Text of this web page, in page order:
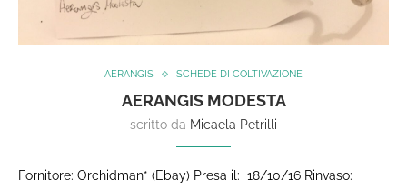
AERANGIS SCHEDE DI COLTIVAZIONE
AERANGIS MODESTA
scritto da Micaela Petrilli
Fornitore: Orchidman* (Ebay) Presa il: 18/10/16 Rinvaso: